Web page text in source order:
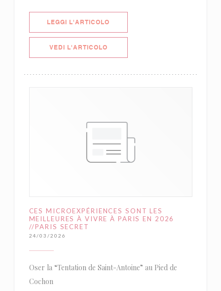
LEGGI L'ARTICOLO
VEDI L'ARTICOLO((APRE UNA NUOVA FINESTRA))
CES MICROEXPÉRIENCES SONT LES
MEILLEURES À VIVRE À PARIS EN 2026
//PARIS SECRET
24/03/2026
Oser la “Tentation de Saint-Antoine” au Pied de
Cochon